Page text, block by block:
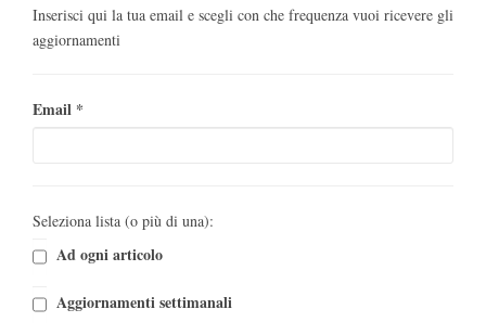
Inserisci qui la tua email e scegli con che frequenza vuoi ricevere gli
aggiornamenti
Email *
Seleziona lista (o più di una):
Ad ogni articolo
Aggiornamenti settimanali